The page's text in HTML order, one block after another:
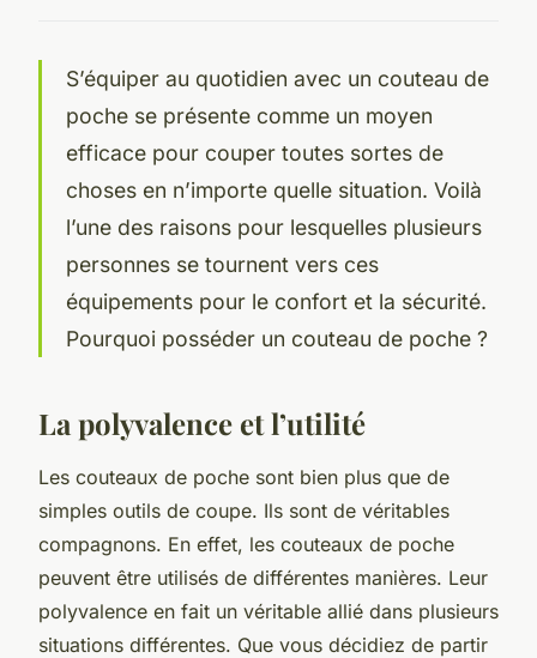
S’équiper au quotidien avec un couteau de
poche se présente comme un moyen
efficace pour couper toutes sortes de
choses en n’importe quelle situation. Voilà
l’une des raisons pour lesquelles plusieurs
personnes se tournent vers ces
équipements pour le confort et la sécurité.
Pourquoi posséder un couteau de poche ?
La polyvalence et l’utilité
Les couteaux de poche sont bien plus que de
simples outils de coupe. Ils sont de véritables
compagnons. En effet, les couteaux de poche
peuvent être utilisés de différentes manières. Leur
polyvalence en fait un véritable allié dans plusieurs
situations différentes. Que vous décidiez de partir